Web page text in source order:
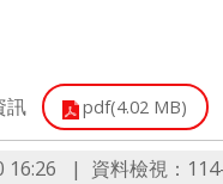
訊 pdf(4.02 MB)
16:26 資料檢視：